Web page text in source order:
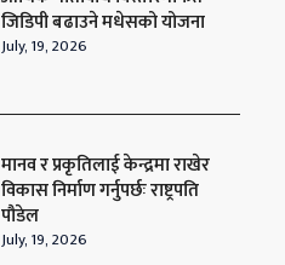
जिडिपी बढाउने मधेसको योजना
July, 19, 2026
मानव र प्रकृतिलाई केन्द्रमा राखेर
विकास निर्माण गर्नुपर्छः राष्ट्रपति
पौडेल
July, 19, 2026